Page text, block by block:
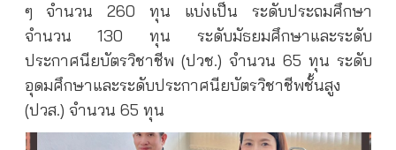
ๆ จำนวน 260 ทุน แบ่งเป็น ระดับประถมศึกษา
จำนวน 130 ทุน ระดับมัธยมศึกษาและระดับ
ประกาศนียบัตรวิชาชีพ (ปวช.) จำนวน 65 ทุน ระดับ
อุดมศึกษาและระดับประกาศนียบัตรวิชาชีพชั้นสูง
(ปวส.) จำนวน 65 ทุน